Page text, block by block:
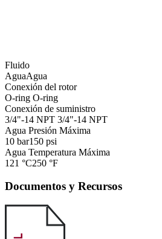
Fluido
AguaAgua
Conexión del rotor
O-ring O-ring
Conexión de suministro
3/4"-14 NPT 3/4"-14 NPT
Agua Presión Máxima
10 bar150 psi
Agua Temperatura Máxima
121 °C250 °F
Documentos y Recursos